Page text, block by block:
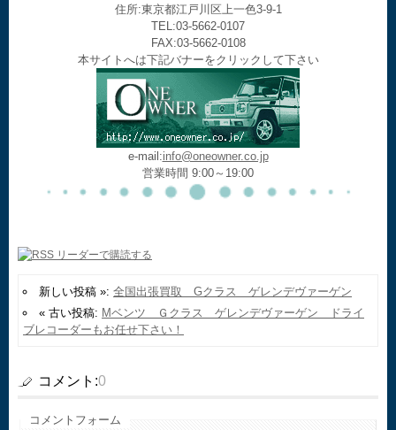
住所:東京都江戸川区上一色3-9-1
TEL:03-5662-0107
FAX:03-5662-0108
本サイトへは下記バナーをクリックして下さい
e-mail:info@oneowner.co.jp
営業時間 9:00～19:00
新しい投稿 »: 全国出張買取 Gクラス ゲレンデヴァーゲン
« 古い投稿: Mベンツ Ｇクラス ゲレンデヴァーゲン ドライ
ブレコーダーもお任せ下さい！
コメント:0
コメントフォーム